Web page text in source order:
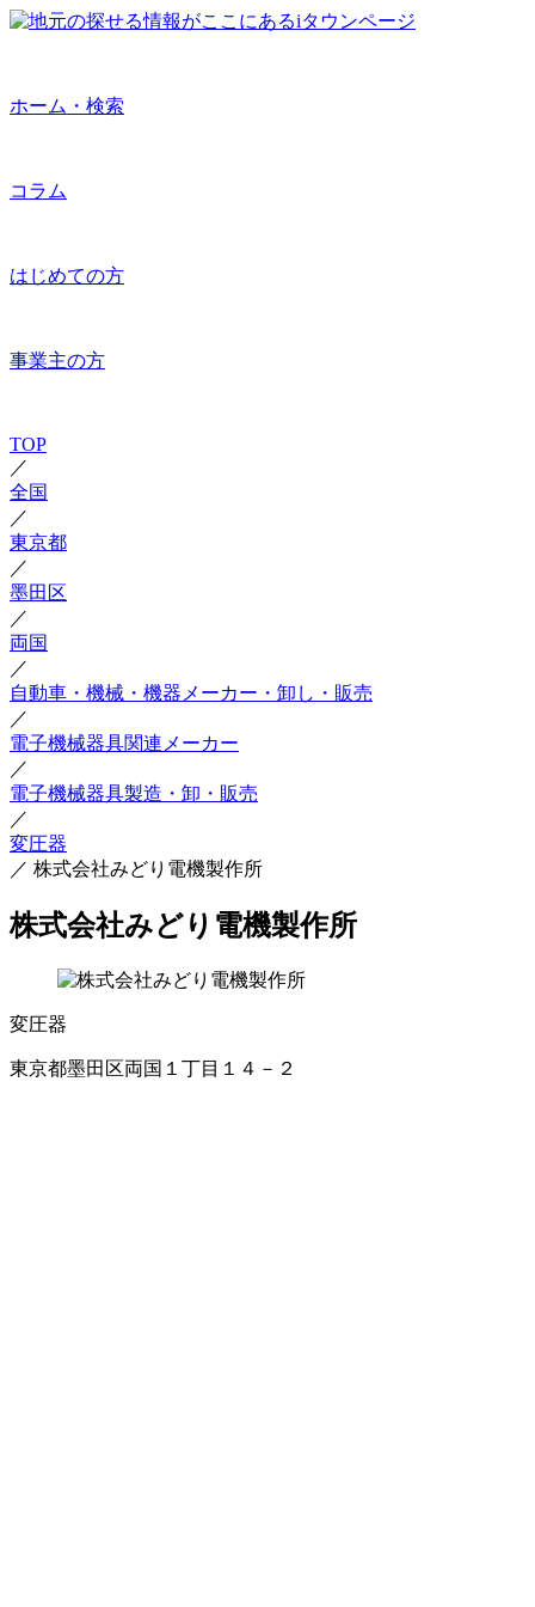
ホーム・検索
コラム
はじめての方
事業主の方
TOP
／
全国
／
東京都
／
墨田区
／
両国
／
自動車・機械・機器メーカー・卸し・販売
／
電子機械器具関連メーカー
／
電子機械器具製造・卸・販売
／
変圧器
／ 株式会社みどり電機製作所
株式会社みどり電機製作所
変圧器
東京都墨田区両国１丁目１４－２